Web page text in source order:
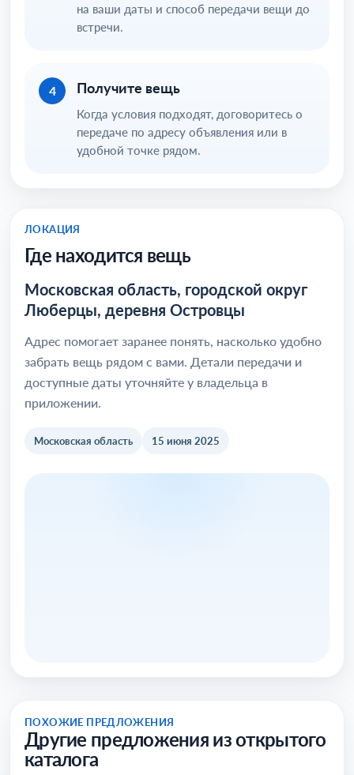
на ваши даты и способ передачи вещи до
встречи.
4 Получите вещь
Когда условия подходят, договоритесь о
передаче по адресу объявления или в
удобной точке рядом.
ЛОКАЦИЯ
Где находится вещь
Московская область, городской округ
Люберцы, деревня Островцы
Адрес помогает заранее понять, насколько удобно
забрать вещь рядом с вами. Детали передачи и
доступные даты уточняйте у владельца в
приложении.
Московская область 15 июня 2025
ПОХОЖИЕ ПРЕДЛОЖЕНИЯ
Другие предложения из открытого
каталога